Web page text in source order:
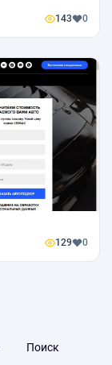
143 0
129 0
Поиск